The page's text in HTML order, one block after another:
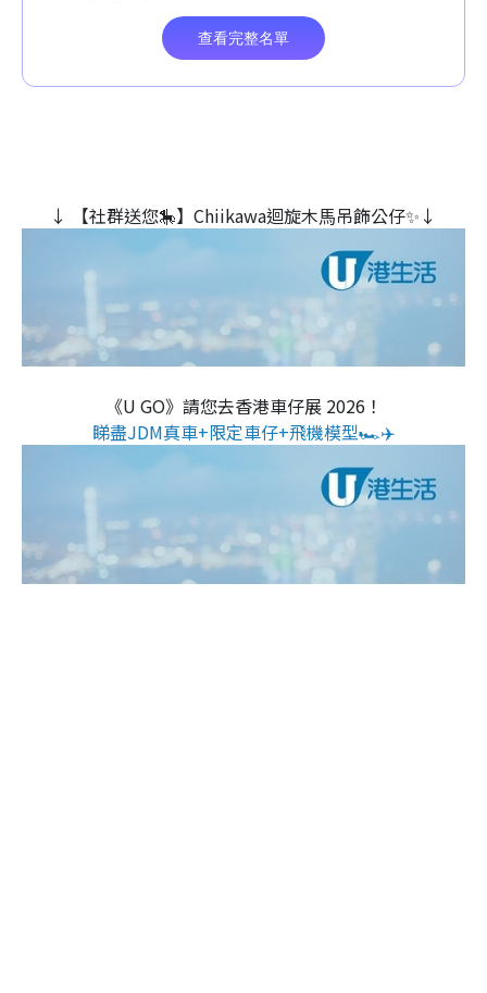
↓ 【社群送您🎠】Chiikawa迴旋木⾺吊飾公仔✨↓
《U GO》請您去香港車仔展 2026！
睇盡JDM真車+限定車仔+飛機模型🏎️✈️